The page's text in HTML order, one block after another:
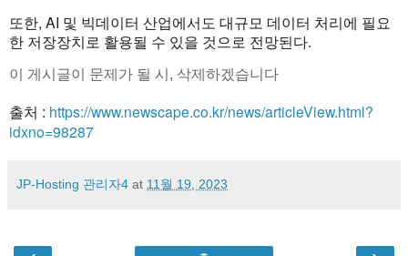
또한, AI 및 빅데이터 산업에서도 대규모 데이터 처리에 필요
한 저장장치로 활용될 수 있을 것으로 전망된다.
이 게시글이 문제가 될 시, 삭제하겠습니다
출처 : https://www.newscape.co.kr/news/articleView.html?
idxno=98287
JP-Hosting 관리자4 at 11월 19, 2023